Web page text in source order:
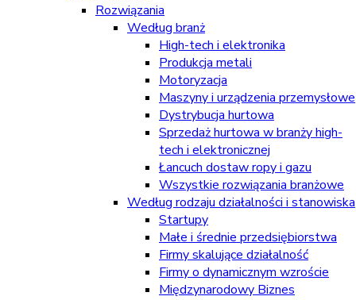
Rozwiązania
Według branż
High-tech i elektronika
Produkcja metali
Motoryzacja
Maszyny i urządzenia przemysłowe
Dystrybucja hurtowa
Sprzedaż hurtowa w branży high-
tech i elektronicznej
Łancuch dostaw ropy i gazu
Wszystkie rozwiązania branżowe
Według rodzaju działalności i stanowiska
Startupy
Małe i średnie przedsiębiorstwa
Firmy skalujące działalność
Firmy o dynamicznym wzroście
Międzynarodowy Biznes